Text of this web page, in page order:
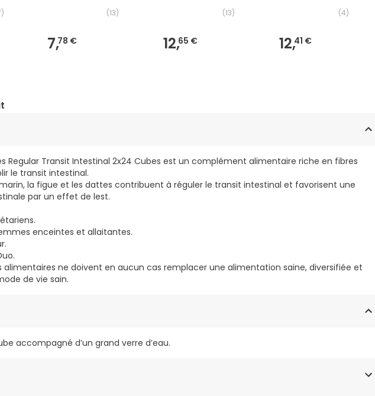
) (13)
7,78 €
(13)
12,65 €
(4)
12,41 €
Regular Transit Intestinal 2x24 Cubes est un complément alimentaire riche en fibres
le transit intestinal.
la figue et les dattes contribuent à réguler le transit intestinal et favorisent une
par un effet de lest.
enceintes et allaitantes.
alimentaires ne doivent en aucun cas remplacer une alimentation saine, diversifiée et
de vie sain.
accompagné d’un grand verre d’eau.